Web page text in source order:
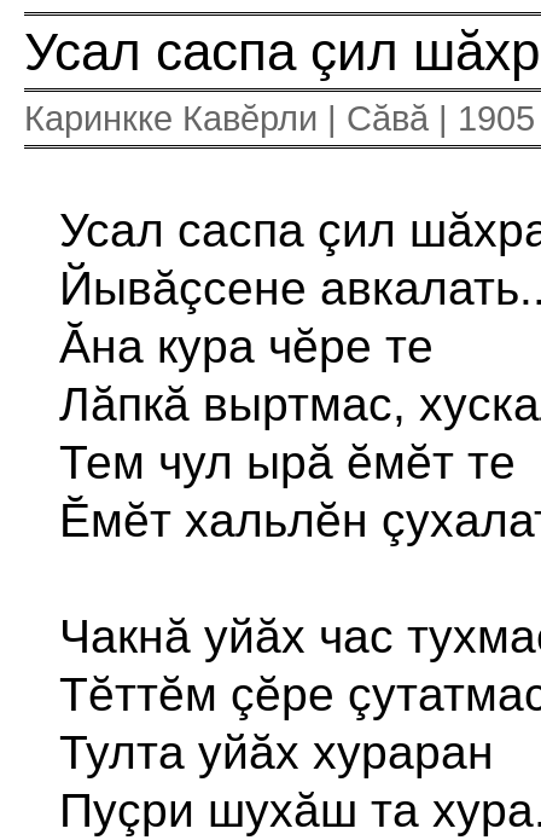
Усал саспа çил
Каринкке Кавĕрли | Сăвă |
Усал саспа çил
Йывăçсене
Ăна кура чĕре те
Лăпкă выртмас,
Тем чул ырă ĕмĕт те
Ĕмĕт хальлĕн
Чакнă уйăх час
Тĕттĕм çĕре
Тулта уйăх хураран
Пуçри шухăш та